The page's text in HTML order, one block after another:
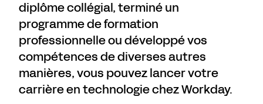
diplôme collégial, terminé un
programme de formation
professionnelle ou développé vos
compétences de diverses autres
manières, vous pouvez lancer votre
carrière en technologie chez Workday.